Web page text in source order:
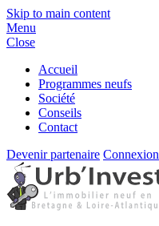
Skip to main content
Menu
Close
Accueil
Programmes neufs
Société
Conseils
Contact
Devenir partenaire Connexion